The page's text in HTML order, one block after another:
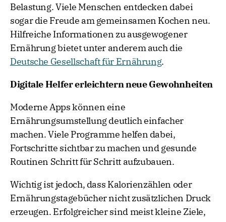
Belastung. Viele Menschen entdecken dabei
sogar die Freude am gemeinsamen Kochen neu.
Hilfreiche Informationen zu ausgewogener
Ernährung bietet unter anderem auch die
Deutsche Gesellschaft für Ernährung.
Digitale Helfer erleichtern neue Gewohnheiten
Moderne Apps können eine
Ernährungsumstellung deutlich einfacher
machen. Viele Programme helfen dabei,
Fortschritte sichtbar zu machen und gesunde
Routinen Schritt für Schritt aufzubauen.
Wichtig ist jedoch, dass Kalorienzählen oder
Ernährungstagebücher nicht zusätzlichen Druck
erzeugen. Erfolgreicher sind meist kleine Ziele,